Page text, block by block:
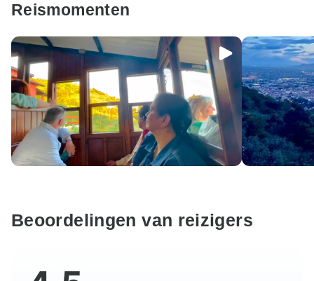
Reismomenten
Beoordelingen van reizigers